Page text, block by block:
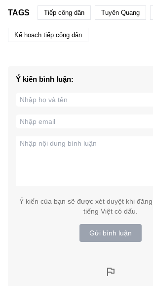
TAGS Tiếp công dân Tuyên Quang
Kế hoạch tiếp công dân
Ý kiến bình luận:
Ý kiến của bạn sẽ được xét duyệt khi
tiếng Việt có dấu.
Gửi bình luận